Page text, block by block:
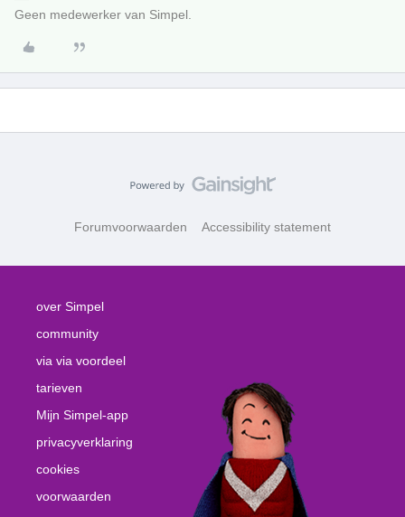
Geen medewerker van Simpel.
Forumvoorwaarden Accessibility statement
over Simpel
community
via via voordeel
tarieven
Mijn Simpel-app
privacyverklaring
cookies
voorwaarden